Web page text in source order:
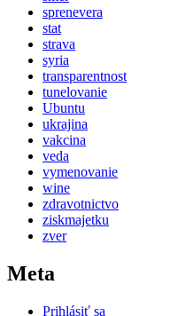
sprenevera
stat
strava
syria
transparentnost
tunelovanie
Ubuntu
ukrajina
vakcina
veda
vymenovanie
wine
zdravotnictvo
ziskmajetku
zver
Meta
Prihlásiť sa